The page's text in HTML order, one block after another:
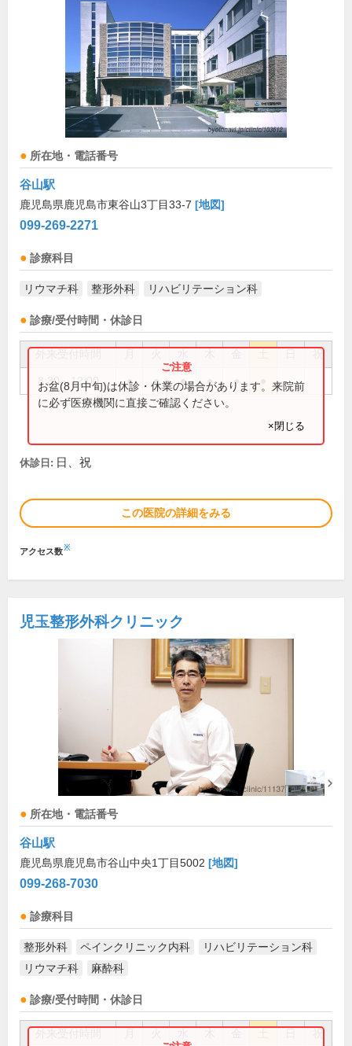
所在地・電話番号
谷山駅
鹿児島県鹿児島市東谷山3丁目33-7 [地図]
099-269-2271
診療科目
リウマチ科 整形外科 リハビリテーション科
診療/受付時間・休診日
祝
8:30～12:00 ● ● ● ● ●
お盆(8月中旬)は休診・休業の場合があります。来院前
に必ず医療機関に直接ご確認ください。
×閉じる
休診日: 日、祝
この医院の詳細をみる
アクセス数※
児玉整形外科クリニック
所在地・電話番号
谷山駅
鹿児島県鹿児島市谷山中央1丁目5002 [地図]
099-268-7030
診療科目
整形外科 ペインクリニック内科
リハビリテーション科
リウマチ科
麻酔科
診療/受付時間・休診日
祝